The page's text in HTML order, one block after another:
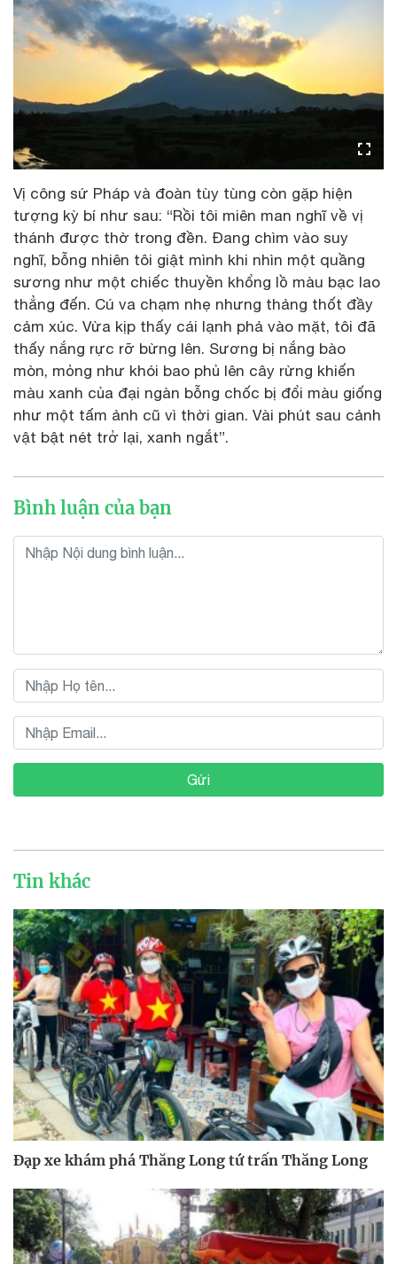
Vị công sứ Pháp và đoàn tùy tùng còn gặp hiện
tượng kỳ bí như sau: “Rồi tôi miên man nghĩ về vị
thánh được thờ trong đền. Đang chìm vào suy
nghĩ, bỗng nhiên tôi giật mình khi nhìn một quầng
sương như một chiếc thuyền khổng lồ màu bạc lao
thẳng đến. Cú va chạm nhẹ nhưng thảng thốt đầy
cảm xúc. Vừa kịp thấy cái lạnh phả vào mặt, tôi đã
thấy nắng rực rỡ bừng lên. Sương bị nắng bào
mòn, mỏng như khói bao phủ lên cây rừng khiến
màu xanh của đại ngàn bỗng chốc bị đổi màu giống
như một tấm ảnh cũ vì thời gian. Vài phút sau cảnh
vật bật nét trở lại, xanh ngắt”.
Bình luận của bạn
Gửi
Tin khác
Đạp xe khám phá Thăng Long tứ trấn Thăng Long